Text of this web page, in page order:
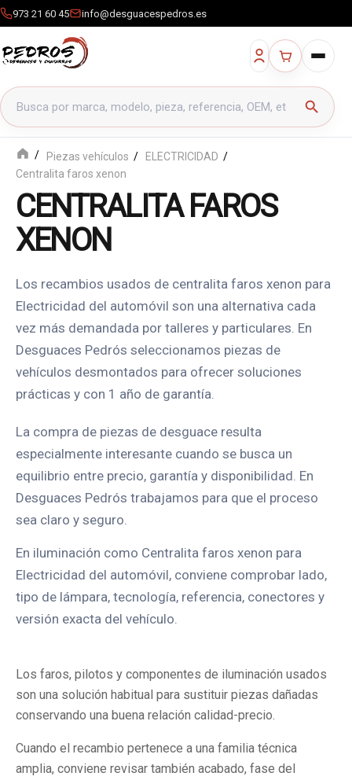
973 21 60 45 info@desguacespedros.es
Buscar productos
search
Piezas vehículos
ELECTRICIDAD
Centralita faros xenon
CENTRALITA FAROS
XENON
Los recambios usados de centralita faros xenon para
Electricidad del automóvil son una alternativa cada
vez más demandada por talleres y particulares. En
Desguaces Pedrós seleccionamos piezas de
vehículos desmontados para ofrecer soluciones
prácticas y con 1 año de garantía.
La compra de piezas de desguace resulta
especialmente interesante cuando se busca un
equilibrio entre precio, garantía y disponibilidad. En
Desguaces Pedrós trabajamos para que el proceso
sea claro y seguro.
En iluminación como Centralita faros xenon para
Electricidad del automóvil, conviene comprobar lado,
tipo de lámpara, tecnología, referencia, conectores y
versión exacta del vehículo.
Los faros, pilotos y componentes de iluminación usados
son una solución habitual para sustituir piezas dañadas
conservando una buena relación calidad-precio.
Cuando el recambio pertenece a una familia técnica
amplia, conviene revisar también acabado, fase del